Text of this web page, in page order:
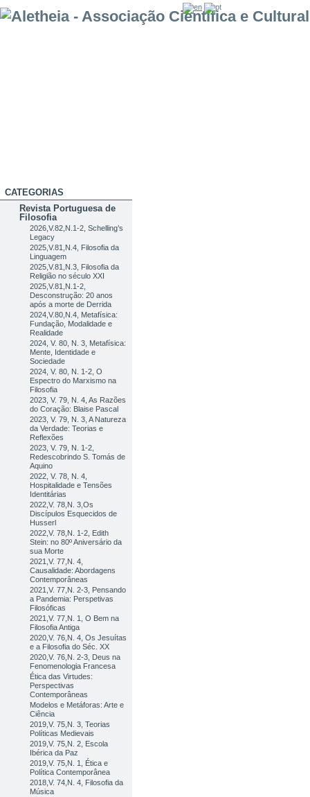
CATEGORIAS
Revista Portuguesa de
Filosofia
2026,V.82,N.1-2, Schelling’s
Legacy
2025,V.81,N.4, Filosofia da
Linguagem
2025,V.81,N.3, Filosofia da
Religião no século XXI
2025,V.81,N.1-2,
Desconstrução: 20 anos
após a morte de Derrida
2024,V.80,N.4, Metafísica:
Fundação, Modalidade e
Realidade
2024, V. 80, N. 3, Metafísica:
Mente, Identidade e
Sociedade
2024, V. 80, N. 1-2, O
Espectro do Marxismo na
Filosofia
2023, V. 79, N. 4, As Razões
do Coração: Blaise Pascal
2023, V. 79, N. 3, A Natureza
da Verdade: Teorias e
Reflexões
2023, V. 79, N. 1-2,
Redescobrindo S. Tomás de
Aquino
2022, V. 78, N. 4,
Hospitalidade e Tensões
Identitárias
2022,V. 78,N. 3,Os
Discípulos Esquecidos de
Husserl
2022,V. 78,N. 1-2, Edith
Stein: no 80º Aniversário da
sua Morte
2021,V. 77,N. 4,
Causalidade: Abordagens
Contemporâneas
2021,V. 77,N. 2-3, Pensando
a Pandemia: Perspetivas
Filosóficas
2021,V. 77,N. 1, O Bem na
Filosofia Antiga
2020,V. 76,N. 4, Os Jesuítas
e a Filosofia do Séc. XX
2020,V. 76,N. 2-3, Deus na
Fenomenologia Francesa
Ética das Virtudes:
Perspectivas
Contemporâneas
Modelos e Metáforas: Arte e
Ciência
2019,V. 75,N. 3, Teorias
Políticas Medievais
2019,V. 75,N. 2, Escola
Ibérica da Paz
2019,V. 75,N. 1, Ética e
Política Contemporânea
2018,V. 74,N. 4, Filosofia da
Música